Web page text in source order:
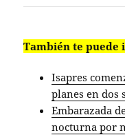
También te puede
Isapres
planes en dos
Embarazada
nocturna por